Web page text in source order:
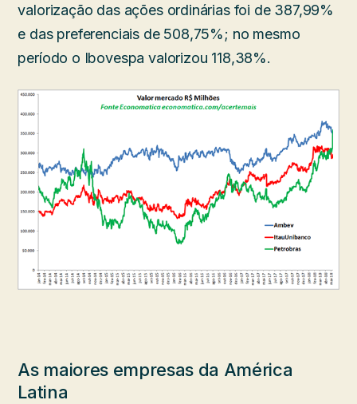
valorização das ações ordinárias foi de 387,99%
e das preferenciais de 508,75%; no mesmo
período o Ibovespa valorizou 118,38%.
As maiores empresas da América
Latina